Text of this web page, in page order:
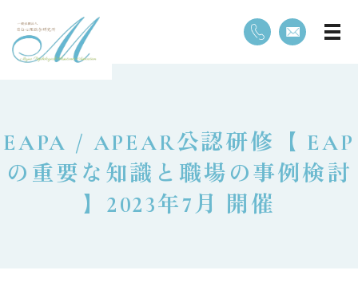
EAPA / APEAR公認研修【 EAP
の重要な知識と職場の事例検討
】2023年7月 開催